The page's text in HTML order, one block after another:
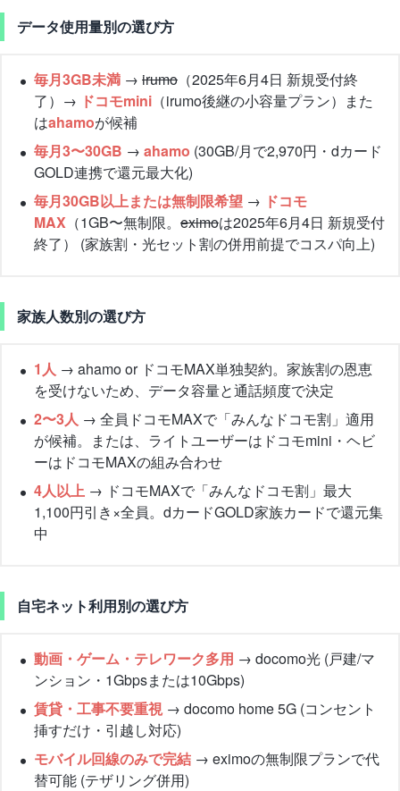
データ使用量別の選び方
毎月3GB未満 → irumo （2025年6月4日 新規受付終
了）→ ドコモmini （irumo後継の小容量プラン）また
はahamoが候補
毎月3〜30GB → ahamo (30GB/月で2,970円・dカード
GOLD連携で還元最大化)
毎月30GB以上または無制限希望 → ドコモ
MAX （1GB〜無制限。 eximoは2025年6月4日 新規受付
終了） (家族割・光セット割の併用前提でコスパ向上)
家族人数別の選び方
1人 → ahamo or ドコモMAX単独契約。家族割の恩恵
を受けないため、データ容量と通話頻度で決定
2〜3人 → 全員ドコモMAXで「みんなドコモ割」適用
が候補。または、ライトユーザーはドコモmini・ヘビ
ーはドコモMAXの組み合わせ
4人以上 → ドコモMAXで「みんなドコモ割」最大
1,100円引き×全員。dカードGOLD家族カードで還元集
中
自宅ネット利用別の選び方
動画・ゲーム・テレワーク多用 → docomo光 (戸建/マ
ンション・1Gbpsまたは10Gbps)
賃貸・工事不要重視 → docomo home 5G (コンセント
挿すだけ・引越し対応)
モバイル回線のみで完結 → eximoの無制限プランで代
替可能 (テザリング併用)